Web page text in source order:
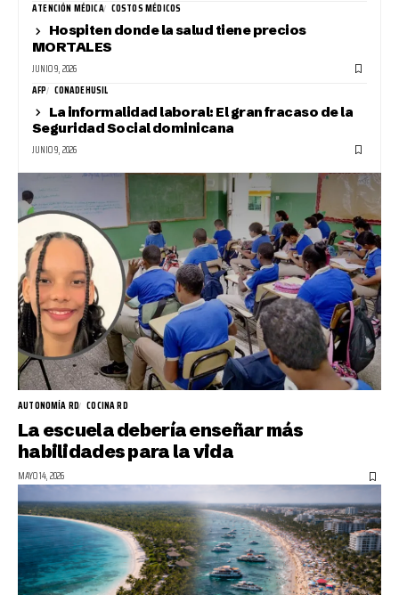
ATENCIÓN MÉDICA COSTOS MÉDICOS
Hospiten donde la salud tiene precios
MORTALES
JUNIO 9, 2026
AFP CONADEHUSIL
La informalidad laboral: El gran fracaso de la
Seguridad Social dominicana
JUNIO 9, 2026
AUTONOMÍA RD COCINA RD
La escuela debería enseñar más
habilidades para la vida
MAYO 14, 2026